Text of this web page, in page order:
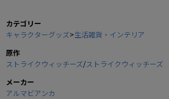
カテゴリー
キャラクターグッズ>生活雑貨・インテリア
原作
ストライクウィッチーズ/ストライクウィッチーズ
メーカー
アルマビアンカ